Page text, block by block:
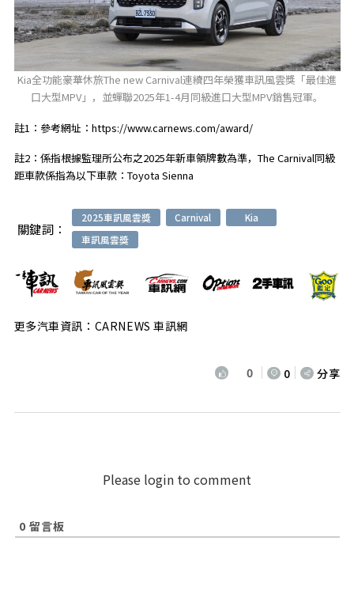
Kia全功能豪華休旅The new Carnival連續四年榮獲車訊風雲獎「最佳進
口大型MPV」，並蟬聯2025年1-4月同級進口大型MPV銷售冠軍。
註1：參考網址：https://www.carnews.com/award/
註2：係指根據監理所公布之2025年新車領牌數為準，The Carnival同級
距車款係指為以下車款：Toyota Sienna
關鍵詞：
2025車訊風雲獎 Carnival
Kia
車訊風雲獎
更多汽車資訊：CARNEWS 車訊網
0 0 分享
Please login to comment
0 留言板